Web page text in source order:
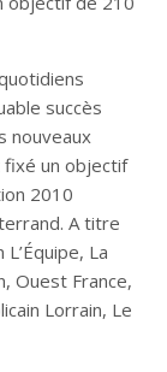
succès
nouveaux
fixé un objectif
2010
A titre
La
Ouest France,
Lorrain, Le